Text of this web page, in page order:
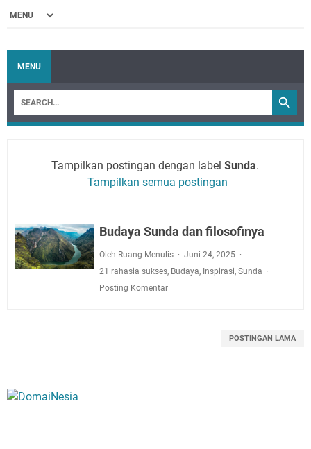
MENU
Tampilkan postingan dengan labelSunda.
Tampilkan semua postingan
Budaya Sunda dan filosofinya
Oleh Ruang Menulis
Juni 24, 2025
21 rahasia sukses, Budaya, Inspirasi, Sunda
Posting Komentar
POSTINGAN LAMA